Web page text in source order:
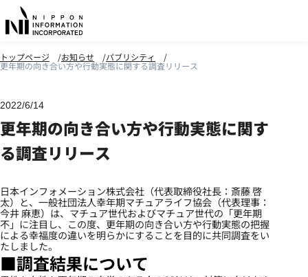
トップページ お知らせ パブリシティ
更年期の向き合い方や行動実態に関する調査リリース
2022/6/14
更年期の向き合い方や行動実態に関す
る調査リリース
日本インフォメーション株式会社（代表取締役社長：斎藤 啓
太）と、一般社団法人幸年期マチュアライフ協会（代表理事：
今井 麻恵）は、マチュア世代およびマチュア世代の「更年期
不」に注目し、この度、更年期の向き合い方や行動実態の把握
による幸福度の違いを明らかにすることを目的に共同調査をい
たしました。
■調査結果について